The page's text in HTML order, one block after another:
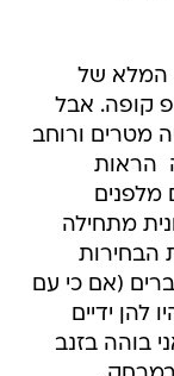
המלא של
קופה. אבל
מטרים ורוחב
 הראות
מלפנים
מתחילה
הבחירות
(אם כי עם
להן ידיים
בוהה בזנב